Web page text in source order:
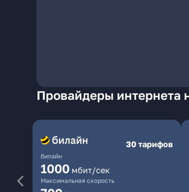
Провайдеры интернета
билайн
30 тарифов
1000 мбит/сек
Максимальная скорость